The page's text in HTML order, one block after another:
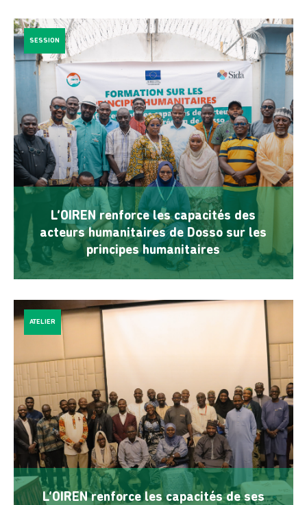
L’OIREN renforce les capacités des
acteurs humanitaires de Dosso sur les
principes humanitaires
SESSION
L’OIREN renforce les capacités de ses
ATELIER